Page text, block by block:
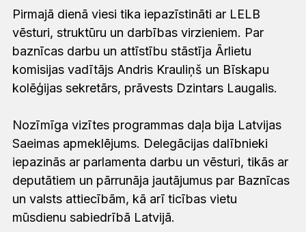
Pirmajā dienā viesi tika iepazīstināti ar LELB
vēsturi, struktūru un darbības virzieniem. Par
baznīcas darbu un attīstību stāstīja Ārlietu
komisijas vadītājs Andris Krauliņš un Bīskapu
kolēģijas sekretārs, prāvests Dzintars Laugalis.
Nozīmīga vizītes programmas daļa bija Latvijas
Saeimas apmeklējums. Delegācijas dalībnieki
iepazinās ar parlamenta darbu un vēsturi, tikās ar
deputātiem un pārrunāja jautājumus par Baznīcas
un valsts attiecībām, kā arī ticības vietu
mūsdienu sabiedrībā Latvijā.